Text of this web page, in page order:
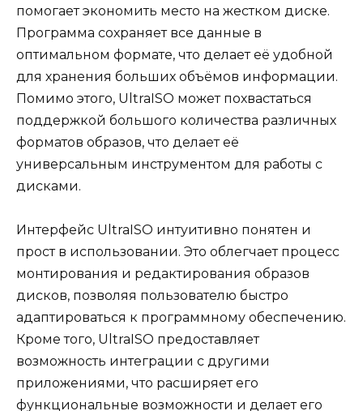
помогает экономить место на жестком диске.
Программа сохраняет все данные в
оптимальном формате, что делает её удобной
для хранения больших объёмов информации.
Помимо этого, UltraISO может похвастаться
поддержкой большого количества различных
форматов образов, что делает её
универсальным инструментом для работы с
дисками.
Интерфейс UltraISO интуитивно понятен и
прост в использовании. Это облегчает процесс
монтирования и редактирования образов
дисков, позволяя пользователю быстро
адаптироваться к программному обеспечению.
Кроме того, UltraISO предоставляет
возможность интеграции с другими
приложениями, что расширяет его
функциональные возможности и делает его